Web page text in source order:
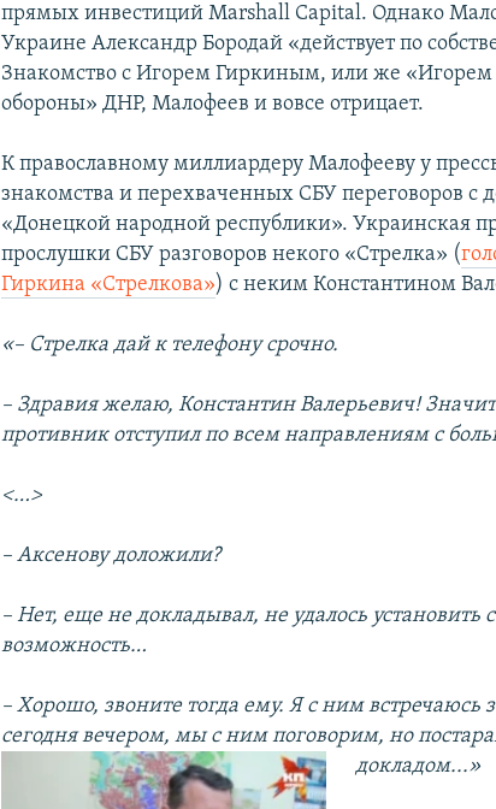
прямых инвестиций Marshall Capital. Однако
Украине Александр Бородай «действует по
Знакомство с Игорем Гиркиным, или же
обороны» ДНР, Малофеев и вовсе отрицает.
К православному миллиардеру Малофееву у
знакомства и перехваченных СБУ переговоров с
«Донецкой народной республики». Украинская
прослушки СБУ разговоров некого «Стрелка» (
Гиркина «Стрелкова») с неким Константином
«– Стрелка дай к телефону срочно.
– Здравия желаю, Константин Валерьевич!
противник отступил по всем направлениям с
<…>
– Аксенову доложили?
– Нет, еще не докладывал, не удалось установить
возможность…
– Хорошо, звоните тогда ему. Я с ним встречаюсь
сегодня вечером, мы с ним поговорим, но
докладом...»